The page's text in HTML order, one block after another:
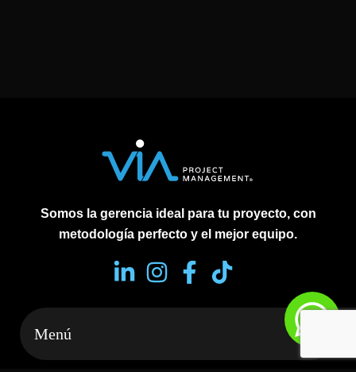
Somos la gerencia ideal para tu proyecto, con
metodología perfecto y el mejor equipo.
Menú